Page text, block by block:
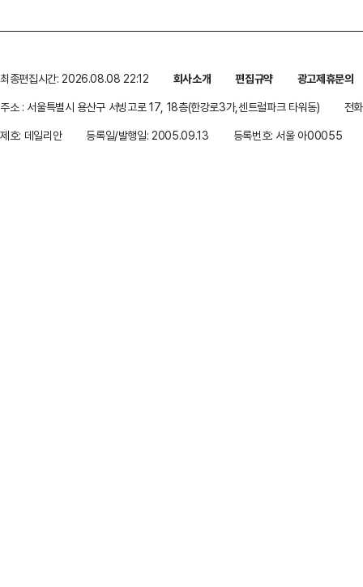
최종편집시간: 2026.08.08 22:12 회사소개 편집규약
광고제휴문의
주소 : 서울특별시 용산구 서빙고로 17, 18층(한강로3가,센트럴파크 타워동)
전
제호: 데일리안
등록일/발행일: 2005.09.13 등록번호: 서울 아00055